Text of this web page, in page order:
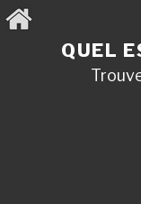
Aller
au
QUEL